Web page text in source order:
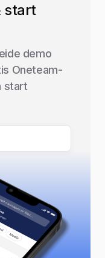
start
demo
Oneteam-
start